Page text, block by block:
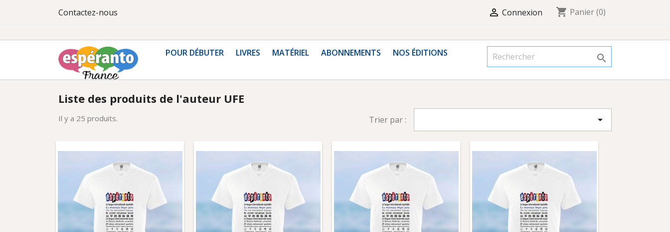
Contactez-nous  Connexion shopping_cart Panier(0)
POUR DÉBUTER LIVRES MATÉRIEL ABONNEMENTS NOS ÉDITIONS 
Liste des produits de l'auteur UFE
Il y a 25 produits. Trier par : 